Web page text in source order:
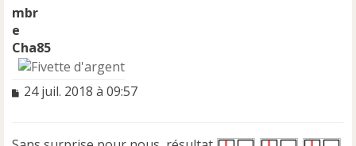
Cha85
M
24 juil. 2018 à 09:57